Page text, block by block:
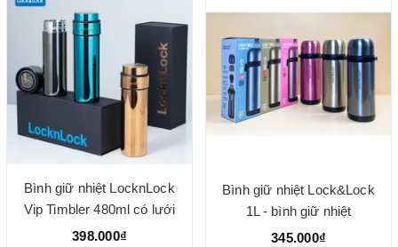
Bình giữ nhiệt LocknLock
Vip Timbler 480ml có lưới
lọc trà
398.000₫
Bình giữ nhiệt Lock&Lock
1L - bình giữ nhiệt
lock&lock 1000ml
345.000₫